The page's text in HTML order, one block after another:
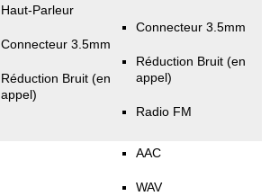
Haut-Parleur
Connecteur 3.5mm
Réduction Bruit (en
appel)
Connecteur 3.5mm
Réduction Bruit (en
appel)
Radio FM
AAC
WAV